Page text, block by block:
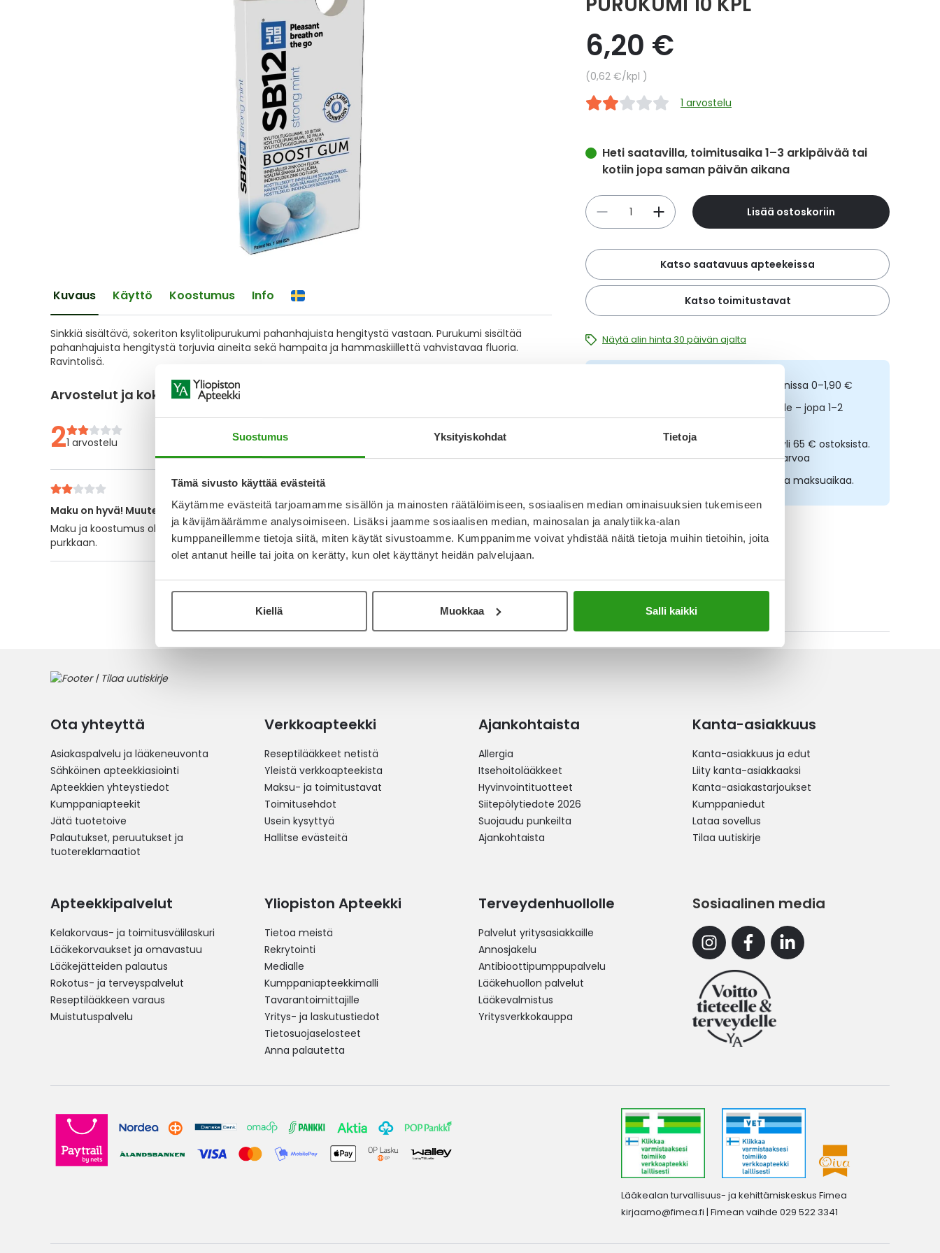
Suostumus Yksityiskohdat Tietoja
Tämä sivusto käyttää evästeitä
Käytämme evästeitä tarjoamamme sisällön ja mainosten räätälöimiseen, sosiaalisen median ominaisuuksien tukemiseen
ja kävijämäärämme analysoimiseen. Lisäksi jaamme sosiaalisen median, mainosalan ja analytiikka-alan
kumppaneillemme tietoja siitä, miten käytät sivustoamme. Kumppanimme voivat yhdistää näitä tietoja muihin tietoihin, joita
olet antanut heille tai joita on kerätty, kun olet käyttänyt heidän palvelujaan.
Kiellä Muokkaa Salli kaikki
the
the
images
gallery
Kuvaus Käyttö Koostumus Info
Sinkkiä sisältävä, sokeriton ksylitolipurukumi pahanhajuista hengitystä vastaan. Purukumi sisältää
pahanhajuista hengitystä torjuvia aineita sekä hampaita ja hammaskiillettä vahvistavaa fluoria.
Ravintolisä.
Arvostelut ja kokemuksia
21 arvostelu Kirjoita arvostelu
Maku on hyvä! Muuten toimii kuin tavallinen purkka.
Maku ja koostumus olivat erityiset miellyttäviä, mutta en kyllä huomannut kamalasti eroa tavalliseen
purkkaan.
6,20 €
Yksikköhinta
0,62 €/kpl
1 arvostelu
Heti saatavilla, toimitusaika 1–3 arkipäivää tai
kotiin jopa saman päivän aikana
Määrä
Lisää ostoskoriin
Katso saatavuus apteekeissa
Katso toimitustavat
Näytä alin hinta 30 päivän ajalta
Tilaa netistä, nouda kolmessa tunnissa 0–1,90 €
Nopeampi toimitus reseptilääkkeille – jopa 1–2
arkipäivässä
Ilmainen toimitus noutopisteisiin yli 65 € ostoksista.
Lääkkeet eivät kerrytä ostoskorin arvoa
Osta nyt, saat 45 päivää korotonta maksuaikaa.
Katso kaikki SB12-tuotteet
Ota yhteyttä
Asiakaspalvelu ja lääkeneuvonta
Sähköinen apteekkiasiointi
Apteekkien yhteystiedot
Kumppaniapteekit
Jätä tuotetoive
Palautukset, peruutukset ja
tuotereklamaatiot
Verkkoapteekki
Reseptilääkkeet netistä
Yleistä verkkoapteekista
Maksu- ja toimitustavat
Toimitusehdot
Usein kysyttyä
Hallitse evästeitä
Ajankohtaista
Allergia
Itsehoitolääkkeet
Hyvinvointituotteet
Siitepölytiedote 2026
Suojaudu punkeilta
Ajankohtaista
Kanta-asiakkuus
Kanta-asiakkuus ja edut
Liity kanta-asiakkaaksi
Kanta-asiakastarjoukset
Kumppaniedut
Lataa sovellus
Tilaa uutiskirje
Apteekkipalvelut
Kelakorvaus- ja toimitusvälilaskuri
Lääkekorvaukset ja omavastuu
Lääkejätteiden palautus
Rokotus- ja terveyspalvelut
Reseptilääkkeen varaus
Muistutuspalvelu
Yliopiston Apteekki
Tietoa meistä
Rekrytointi
Medialle
Kumppaniapteekkimalli
Tavarantoimittajille
Yritys- ja laskutustiedot
Tietosuojaselosteet
Anna palautetta
Terveydenhuollolle
Palvelut yritysasiakkaille
Annosjakelu
Antibioottipumppupalvelu
Lääkehuollon palvelut
Lääkevalmistus
Yritysverkkokauppa
Sosiaalinen media
InstagramFacebookLinkedin
Lääkealan turvallisuus- ja kehittämiskeskus Fimea
kirjaamo@fimea.fi | Fimean vaihde 029 522 3341